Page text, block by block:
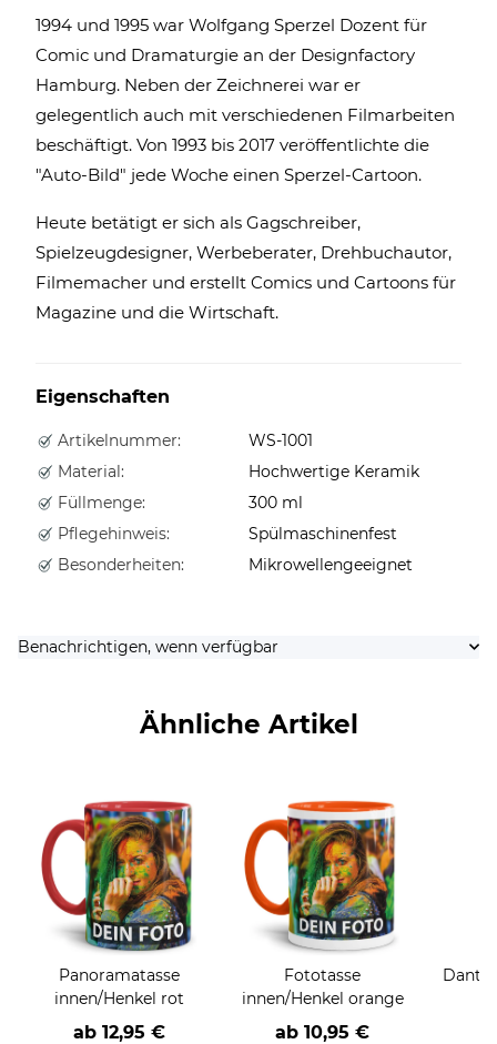
1994 und 1995 war Wolfgang Sperzel Dozent für
Comic und Dramaturgie an der Designfactory
Hamburg. Neben der Zeichnerei war er
gelegentlich auch mit verschiedenen Filmarbeiten
beschäftigt. Von 1993 bis 2017 veröffentlichte die
"Auto-Bild" jede Woche einen Sperzel-Cartoon.
Heute betätigt er sich als Gagschreiber,
Spielzeugdesigner, Werbeberater, Drehbuchautor,
Filmemacher und erstellt Comics und Cartoons für
Magazine und die Wirtschaft.
Eigenschaften
Artikelnummer:
WS-1001
Material:
Hochwertige Keramik
Füllmenge:
300 ml
Pflegehinweis:
Spülmaschinenfest
Besonderheiten:
Mikrowellengeeignet
Benachrichtigen, wenn verfügbar
Ähnliche Artikel
Panoramatasse
innen/Henkel rot
ab 12,95 €
Fototasse
innen/Henkel orange
ab 10,95 €